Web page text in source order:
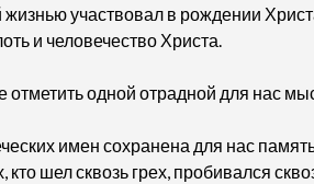
жизнью участвовал в рождении
и человечество Христа.
отметить одной отрадной для нас
имен сохранена для нас
кто шел сквозь грех, пробивался